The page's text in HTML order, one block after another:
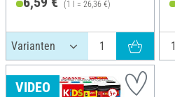
(1 l = 26,36 €)
VIDEO